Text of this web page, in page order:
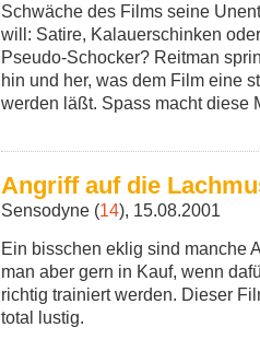
Schwäche des Films seine
will: Satire, Kalauerschinken
Pseudo-Schocker? Reitman
hin und her, was dem Film eine
werden läßt. Spass macht diese
Angriff auf die
Sensodyne (14), 15.08.2001
Ein bisschen eklig sind manche
man aber gern in Kauf, wenn
richtig trainiert werden. Dieser
total lustig.